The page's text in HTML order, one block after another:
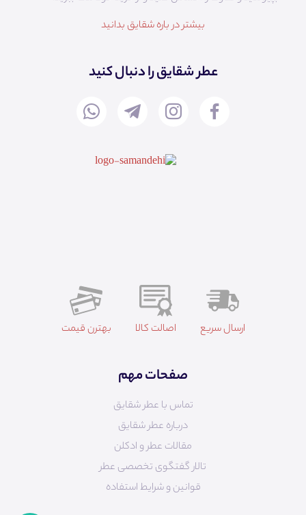
بیشتر در باره شقایق بدانید
عطر شقایق را دنبال کنید
ارسال سریع اصالت کالا بهترن قیمت
صفحات مهم
تماس با عطر شقایق
درباره عطر شقایق
مقالات عطر و ادکلن
تالار گفتگوی تخصصی عطر
قوانین و شرایط استفاده